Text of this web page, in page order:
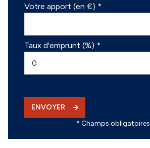
Votre apport (en €) *
Taux d'emprunt (%) *
ENVOYER
* Champs obligatoires